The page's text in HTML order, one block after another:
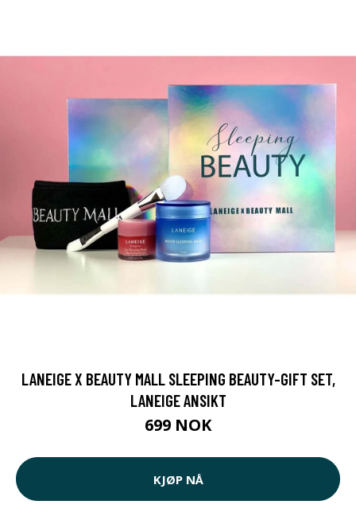
LANEIGE X BEAUTY MALL SLEEPING BEAUTY-GIFT SET,
LANEIGE ANSIKT
699 NOK
KJØP NÅ